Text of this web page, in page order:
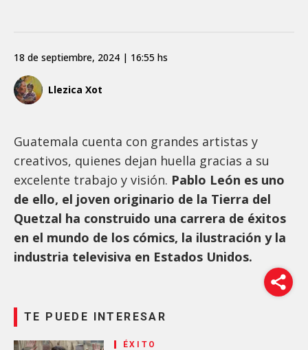
Llezica Xot
18 de septiembre, 2024 | 16:55 hs
Guatemala cuenta con grandes artistas y
creativos, quienes dejan huella gracias a su
excelente trabajo y visión. Pablo León es uno
de ello, el joven originario de la Tierra del
Quetzal ha construido una carrera de éxitos
en el mundo de los cómics, la ilustración y la
industria televisiva en Estados Unidos.
TE PUEDE INTERESAR
ÉXITO